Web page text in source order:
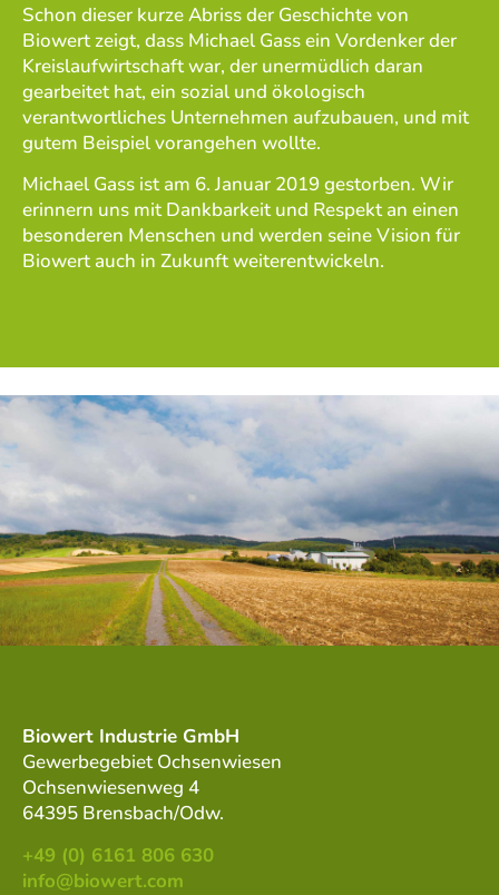
Schon dieser kurze Abriss der Geschichte von
Biowert zeigt, dass Michael Gass ein Vordenker der
Kreislaufwirtschaft war, der unermüdlich daran
gearbeitet hat, ein sozial und ökologisch
verantwortliches Unternehmen aufzubauen, und mit
gutem Beispiel vorangehen wollte.
Michael Gass ist am 6. Januar 2019 gestorben. Wir
erinnern uns mit Dankbarkeit und Respekt an einen
besonderen Menschen und werden seine Vision für
Biowert auch in Zukunft weiterentwickeln.
Biowert Industrie GmbH
Gewerbegebiet Ochsenwiesen
Ochsenwiesenweg 4
64395 Brensbach/Odw.
+49 (0) 6161 806 630
info@biowert.com